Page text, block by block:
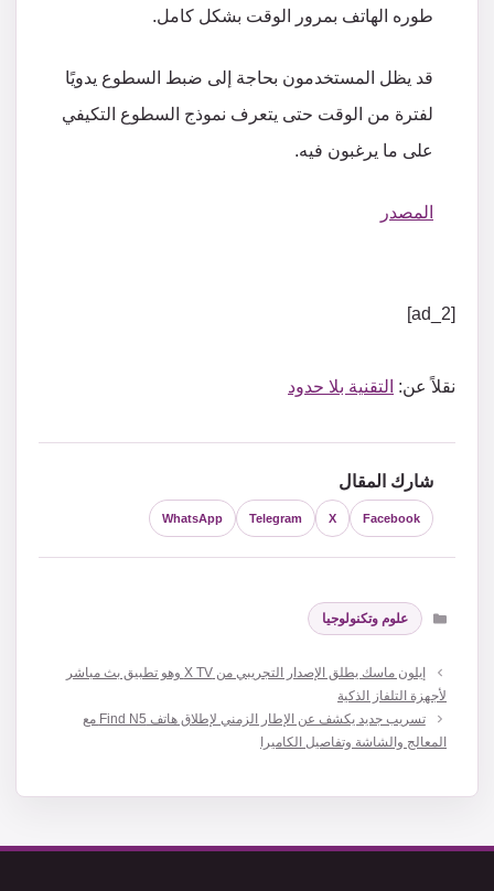
طوره الهاتف بمرور الوقت بشكل كامل.
قد يظل المستخدمون بحاجة إلى ضبط السطوع يدويًا
لفترة من الوقت حتى يتعرف نموذج السطوع التكيفي
على ما يرغبون فيه.
المصدر
[ad_2]
نقلاً عن: التقنية بلا حدود
شارك المقال
Facebook
X
Telegram
WhatsApp
التصنيفات
علوم وتكنولوجيا
إيلون ماسك يطلق الإصدار التجريبي من X TV وهو تطبيق بث مباشر
لأجهزة التلفاز الذكية
تسريب جديد يكشف عن الإطار الزمني لإطلاق هاتف Find N5 مع
المعالج والشاشة وتفاصيل الكاميرا